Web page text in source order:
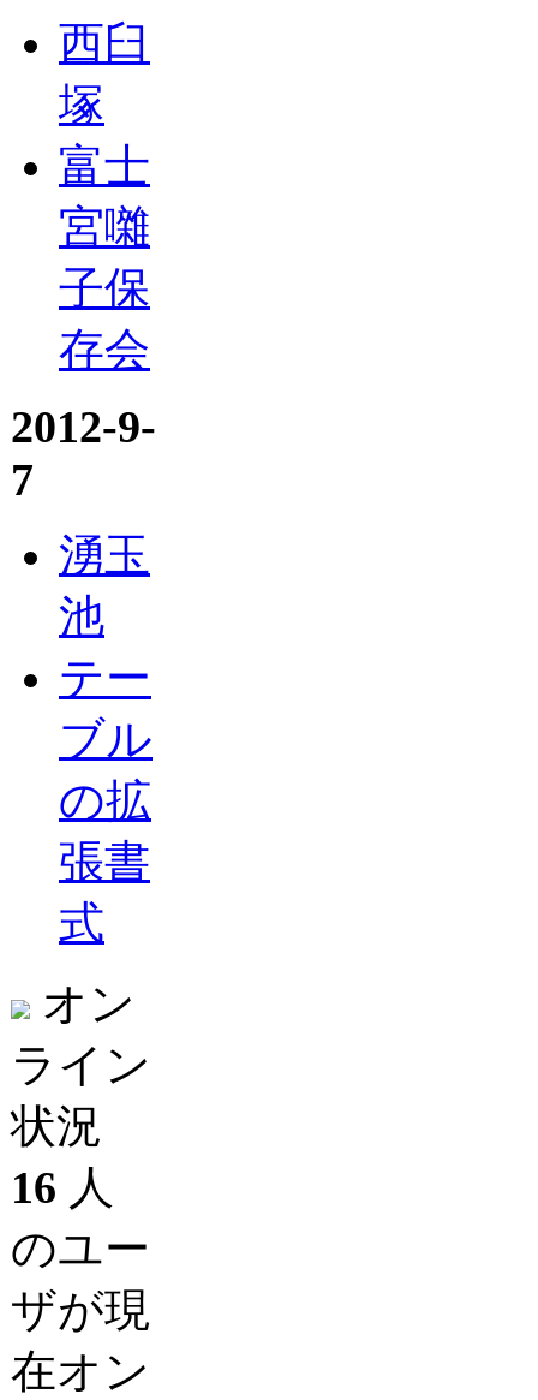
西臼
塚
富士
宮囃
子保
存会
2012-9-
7
湧玉
池
テー
ブル
の拡
張書
式
オン
ライン
状況
16 人
のユー
ザが現
在オン